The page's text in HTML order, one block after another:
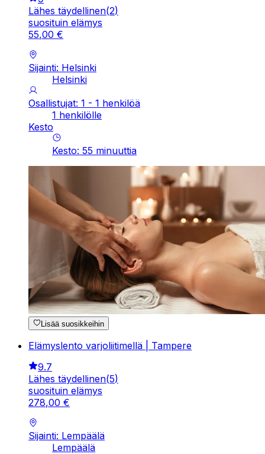
Lähes täydellinen(2)
suosituin elämys
55,00 €
Sijainti: Helsinki
Helsinki
Osallistujat: 1 - 1 henkilöä
1 henkilölle
Kesto
Kesto: 55 minuuttia
Lisää suosikkeihin
Elämyslento varjoliitimellä | Tampere
9.7
Lähes täydellinen(5)
suosituin elämys
278,00 €
Sijainti: Lempäälä
Lempäälä